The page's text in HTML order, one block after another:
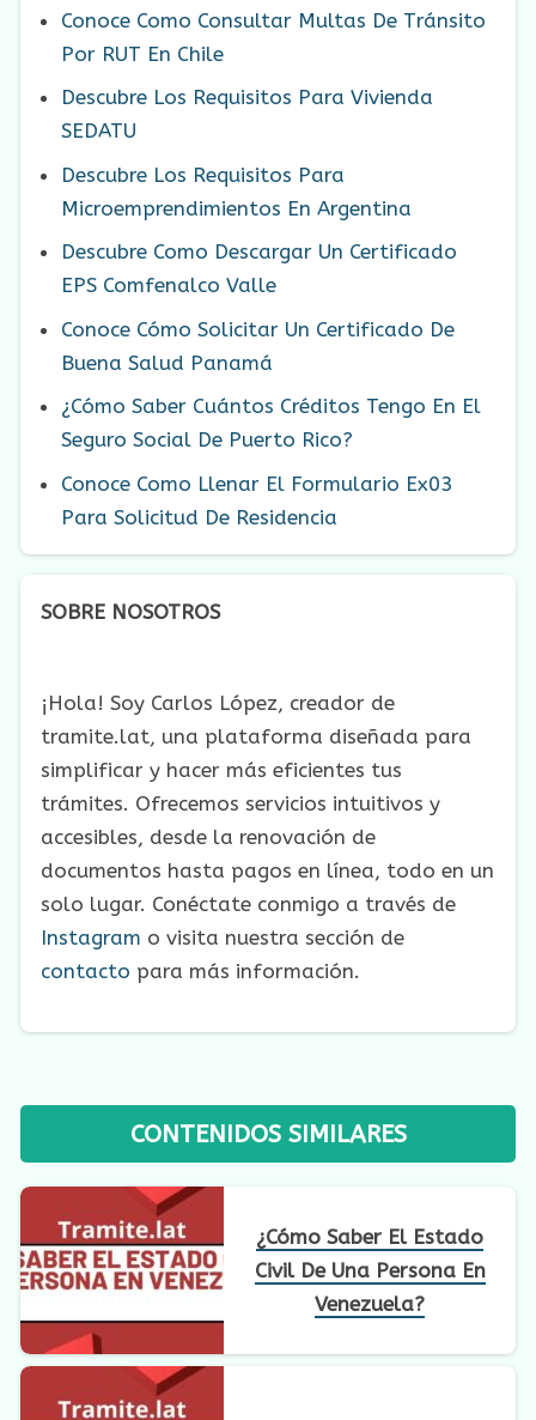
Conoce Como Consultar Multas De Tránsito
Por RUT En Chile
Descubre Los Requisitos Para Vivienda
SEDATU
Descubre Los Requisitos Para
Microemprendimientos En Argentina
Descubre Como Descargar Un Certificado
EPS Comfenalco Valle
Conoce Cómo Solicitar Un Certificado De
Buena Salud Panamá
¿Cómo Saber Cuántos Créditos Tengo En El
Seguro Social De Puerto Rico?
Conoce Como Llenar El Formulario Ex03
Para Solicitud De Residencia
SOBRE NOSOTROS
¡Hola! Soy Carlos López, creador de
tramite.lat, una plataforma diseñada para
simplificar y hacer más eficientes tus
trámites. Ofrecemos servicios intuitivos y
accesibles, desde la renovación de
documentos hasta pagos en línea, todo en un
solo lugar. Conéctate conmigo a través de
Instagram o visita nuestra sección de
contacto para más información.
CONTENIDOS SIMILARES
¿Cómo Saber El Estado
Civil De Una Persona En
Venezuela?